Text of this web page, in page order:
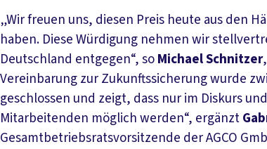
„Wir freuen uns, diesen Preis heute aus den
haben. Diese Würdigung nehmen wir
Deutschland entgegen“, soMichael Schnitzer
Vereinbarung zur Zukunftssicherung wurde
geschlossen und zeigt, dass nur im Diskurs
Mitarbeitenden möglich werden“, ergänzt
Gesamtbetriebsratsvorsitzende der AGCO